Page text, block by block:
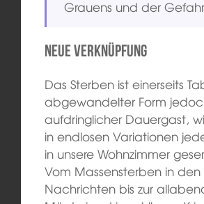
Grauens und der
Neue Verknüpfung
Das Sterben ist einerseits
abgewandelter Form
aufdringlicher Dauergast,
in endlosen Variationen
in unsere Wohnzimmer
Vom Massensterben in den
Nachrichten bis zur